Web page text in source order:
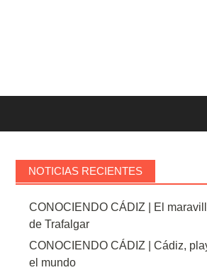
NOTICIAS RECIENTES
CONOCIENDO CÁDIZ | El
de Trafalgar
CONOCIENDO CÁDIZ | Cádiz,
el mundo